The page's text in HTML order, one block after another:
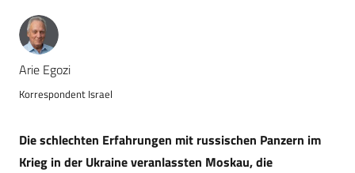
Arie Egozi
Korrespondent Israel
Die schlechten Erfahrungen mit russischen Panzern im
Krieg in der Ukraine veranlassten Moskau, die